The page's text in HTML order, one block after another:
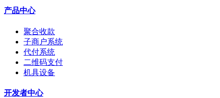
产品中心
聚合收款
子商户系统
代付系统
二维码支付
机具设备
开发者中心